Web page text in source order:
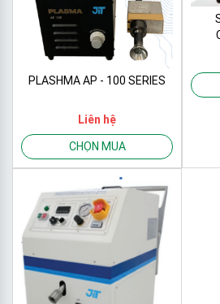
PLASHMA AP - 100 SERIES
Liên hệ
CHỌN MUA